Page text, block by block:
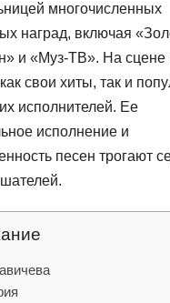
многочисленных
наград, включая
и «Муз-ТВ». На
свои хиты, так и
исполнителей. Ее
исполнение и
песен трогают